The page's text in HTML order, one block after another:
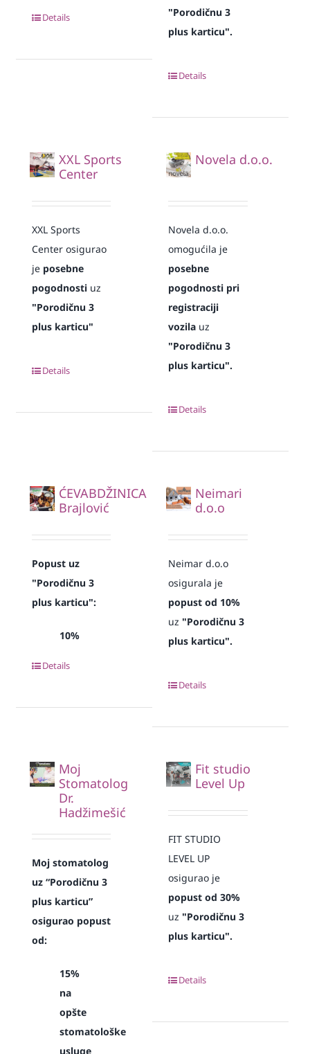
Details
"Porodičnu 3
plus karticu".
Details
XXL Sports
Center
XXL Sports
Center osigurao
je posebne
pogodnostiuz
"Porodičnu 3
plus karticu"
Details
Novela d.o.o.
Novela d.o.o.
omogućila je
posebne
pogodnosti pri
registraciji
vozila uz
"Porodičnu 3
plus karticu".
Details
ĆEVABDŽINICA
Brajlović
Popust uz
"Porodičnu 3
plus karticu":
10%
Details
Neimari
d.o.o
Neimar d.o.o
osigurala je
popust od 10%
uz"Porodičnu 3
plus karticu".
Details
Moj
Stomatolog
Dr.
Hadžimešić
Moj stomatolog
uz “Porodičnu 3
plus karticu”
osigurao popust
od:
15%
na
opšte
stomatološke
usluge
Fit studio
Level Up
FIT STUDIO
LEVEL UP
osigurao je
popust od 30%
uz"Porodičnu 3
plus karticu".
Details